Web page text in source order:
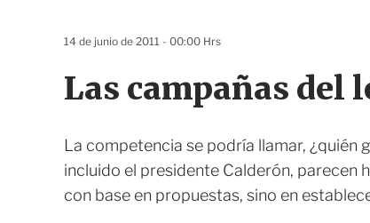
Las campañas del
La competencia se podría llamar,
incluido el presidente Calderón, parecen
con base en propuestas, sino en
14 de junio de 2011 - 00:00 Hrs